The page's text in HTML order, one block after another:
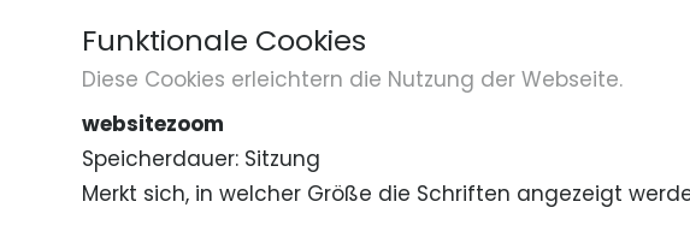
Funktionale Cookies
Diese Cookies erleichtern die Nutzung der Webseite.
websitezoom
Speicherdauer Sitzung
Merkt sich, in welcher Größe die Schriften angezeigt